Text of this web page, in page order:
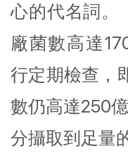
心的代名詞。
廠菌數高達
行定期檢查，
數仍高達250
分攝取到足量